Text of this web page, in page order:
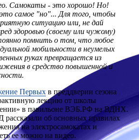
Самокаты - это хорошо! Но!
это самое "но"... Для того, чтобы
ситуацию или, не дай
здоровью (своему или чужому)
помнить о том, что любое
мобильности в неумелых
руках превращается из
в средство повышенной и
Первых в преддверии сезона
лекцию от школы
в павильоне ВЭБ.РФ на ВДНХ.
об основных правилах
на электросамокатах и
ее можно на видео.